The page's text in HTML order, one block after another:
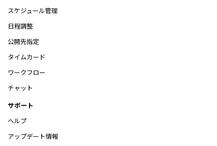
スケジュール管理
日程調整
公開先指定
タイムカード
ワークフロー
チャット
サポート
ヘルプ
アップデート情報